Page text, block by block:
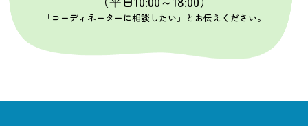
「コーディネーターに相談したい」とお伝えください。